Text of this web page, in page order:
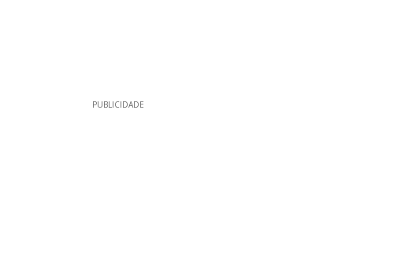
PUBLICIDADE